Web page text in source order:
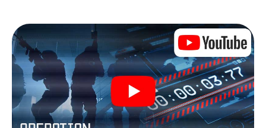
und vor allem: Vertrauen Sie niemandem!
Anders als in einem klassischen Escape Room in
Kaysersberg sind Sie also nicht in ein Zimmer eingesperrt,
aus dem Sie sich in einem vorgegebenen Zeitfenster
befreien müssen. Diese Smartphone Schnitzeljagd erklärt
ganz Kaysersberg zu Ihrem persönlichen Spielfeld! Die
technische Voraussetzung für Ihr Agentenabenteuer in
Kaysersberg: Ein Smartphone mit Zugang ins mobile